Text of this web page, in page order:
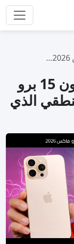
معلومات مسرّبة عن آيفون 15 برو
المنطقي الذي